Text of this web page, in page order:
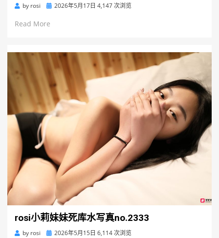
by rosi
Posted2026年5月17日 4,147 次浏览
Read More
rosi小莉妹妹死库水写真no.2333
by rosi
Posted2026年5月15日 6,114 次浏览